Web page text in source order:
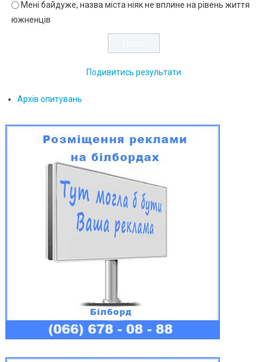
Мені байдуже, назва міста ніяк не вплине на рівень життя
южненців
Подивитись результати
Архів опитувань